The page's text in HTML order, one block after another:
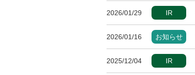
2026/01/29 IR
2026/01/16 お知らせ
2025/12/04 IR